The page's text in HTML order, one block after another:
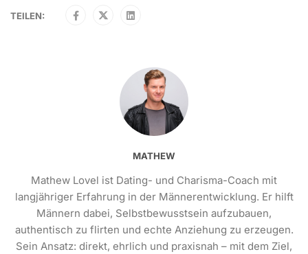
TEILEN:
MATHEW
Mathew Lovel ist Dating- und Charisma-Coach mit
langjähriger Erfahrung in der Männerentwicklung. Er hilft
Männern dabei, Selbstbewusstsein aufzubauen,
authentisch zu flirten und echte Anziehung zu erzeugen.
Sein Ansatz: direkt, ehrlich und praxisnah – mit dem Ziel,